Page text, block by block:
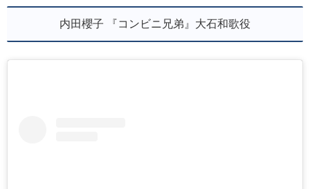
内田櫻子 『コンビニ兄弟』大石和歌役